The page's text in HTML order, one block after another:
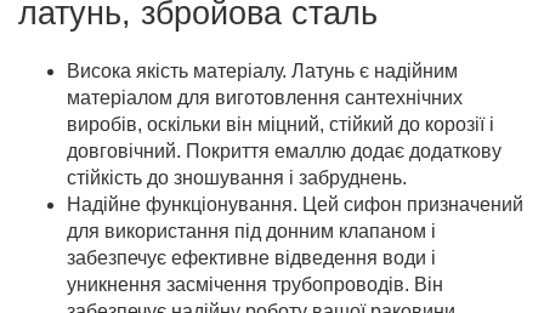
латунь, збройова сталь
Висока якість матеріалу. Латунь є надійним
матеріалом для виготовлення сантехнічних
виробів, оскільки він міцний, стійкий до корозії і
довговічний. Покриття емаллю додає додаткову
стійкість до зношування і забруднень.
Надійне функціонування. Цей сифон призначений
для використання під донним клапаном і
забезпечує ефективне відведення води і
уникнення засмічення трубопроводів. Він